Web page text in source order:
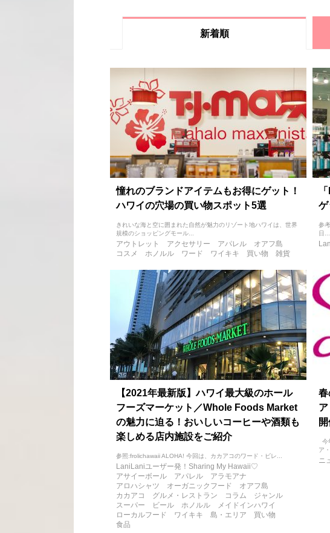
新着順
憧れのブランドアイテムもお得にゲット！
ハワイの穴場の買い物スポット5選
きれいな海と空に囲まれた自然が魅力のリゾート地ハワイは、世界
規模のショッピングモール...
アウトレット アクセサリー アパレル
オアフ島
コスメ
ホノルル ワード ワイキキ 買い物 雑貨
ゲ
参
日...
【2021年最新版】ハワイ最大級のホール
フーズマーケット／Whole Foods Market
の魅力に迫る！おいしいコーヒーや酒類も
楽しめる店内施設をご紹介
参照:frolichawaii ALOHA! 今回は、カカアコのワード・ビレ...
LaniLaniユーザー発！Sharing My Hawaii♡
アサイーボール
アパレル
アラモアナ
アロハシャツ
オーガニックフード
オアフ島
カカアコ
グルメ・レストラン コラム
ジャンル
スーパー
ビール ホノルル
メイドインハワイ
ローカルフード
ワイキキ 島・エリア
買い物
食品
春
開
今
ア
ニ